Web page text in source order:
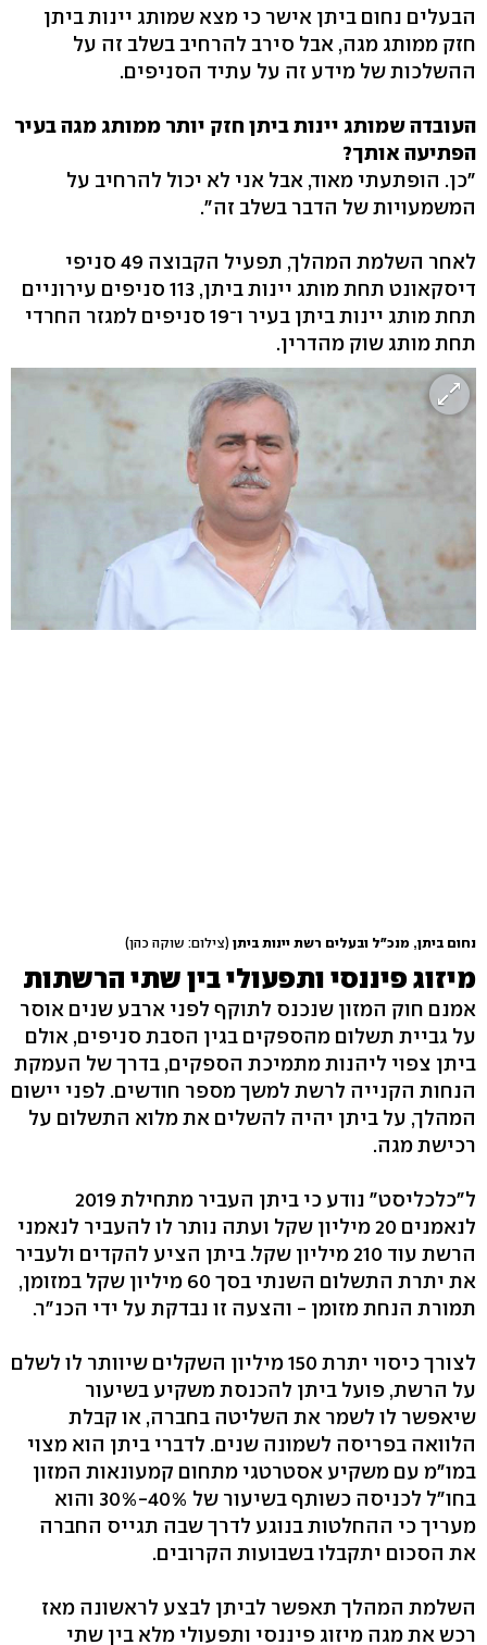
הבעלים נחום ביתן אישר כי מצא שמותג יינות ביתן
חזק ממותג מגה, אבל סירב להרחיב בשלב זה על
ההשלכות של מידע זה על עתיד הסניפים.
העובדה שמותג יינות ביתן חזק יותר ממותג מגה בעיר
הפתיעה אותך?
"כן. הופתעתי מאוד, אבל אני לא יכול להרחיב על
המשמעויות של הדבר בשלב זה".
לאחר השלמת המהלך, תפעיל הקבוצה 49 סניפי
דיסקאונט תחת מותג יינות ביתן, 113 סניפים עירוניים
תחת מותג יינות ביתן בעיר ו־19 סניפים למגזר החרדי
תחת מותג שוק מהדרין.
נחום ביתן, מנכ"ל ובעלים רשת יינות ביתן (צילום: שוקה כהן)
מיזוג פיננסי ותפעולי בין שתי הרשתות
אמנם חוק המזון שנכנס לתוקף לפני ארבע שנים אוסר
על גביית תשלום מהספקים בגין הסבת סניפים, אולם
ביתן צפוי ליהנות מתמיכת הספקים, בדרך של העמקת
הנחות הקנייה לרשת למשך מספר חודשים. לפני יישום
המהלך, על ביתן יהיה להשלים את מלוא התשלום על
רכישת מגה.
ל"כלכליסט" נודע כי ביתן העביר מתחילת 2019
לנאמנים 20 מיליון שקל ועתה נותר לו להעביר לנאמני
הרשת עוד 210 מיליון שקל. ביתן הציע להקדים ולעביר
את יתרת התשלום השנתי בסך 60 מיליון שקל במזומן,
תמורת הנחת מזומן - והצעה זו נבדקת על ידי הכנ"ר.
לצורך כיסוי יתרת 150 מיליון השקלים שיוותר לו לשלם
על הרשת, פועל ביתן להכנסת משקיע בשיעור
שיאפשר לו לשמר את השליטה בחברה, או קבלת
הלוואה בפריסה לשמונה שנים. לדברי ביתן הוא מצוי
במו"מ עם משקיע אסטרטגי מתחום קמעונאות המזון
בחו"ל לכניסה כשותף בשיעור של 40%-30% והוא
מעריך כי ההחלטות בנוגע לדרך שבה תגייס החברה
את הסכום יתקבלו בשבועות הקרובים.
השלמת המהלך תאפשר לביתן לבצע לראשונה מאז
רכש את מגה מיזוג פיננסי ותפעולי מלא בין שתי